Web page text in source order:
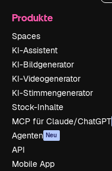
Produkte
Spaces
KI-Assistent
KI-Bildgenerator
KI-Videogenerator
KI-Stimmengenerator
Stock-Inhalte
MCP für Claude/ChatGPT
Agenten Neu
API
Mobile App